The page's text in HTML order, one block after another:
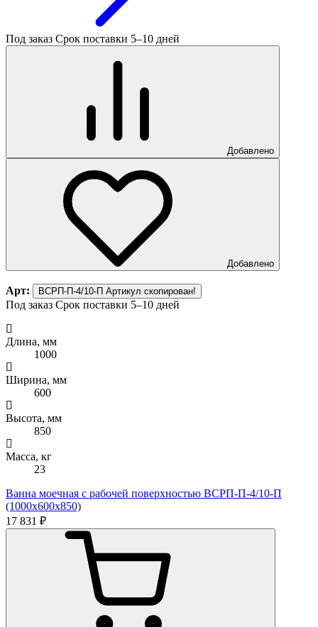
Под заказ Срок поставки 5–10 дней
Добавлено
Добавлено
Арт: ВСРП-П-4/10-П Артикул скопирован!
Под заказ Срок поставки 5–10 дней
Длина, мм
1000
Ширина, мм
600
Высота, мм
850
Масса, кг
23
Ванна моечная с рабочей поверхностью ВСРП-П-4/10-П
(1000х600х850)
17 831 ₽